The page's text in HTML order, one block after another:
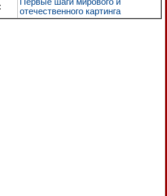
отечественного картинга